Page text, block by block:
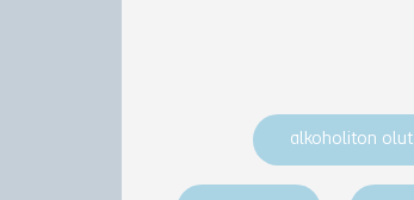
alkoholiton olut